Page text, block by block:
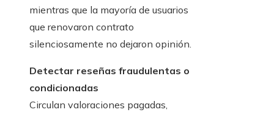
mientras que la mayoría de usuarios
que renovaron contrato
silenciosamente no dejaron opinión.
Detectar reseñas fraudulentas o
condicionadas
Circulan valoraciones pagadas,